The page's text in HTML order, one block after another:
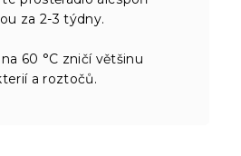
za 2-3 týdny.
60 °C zničí většinu
a roztočů.